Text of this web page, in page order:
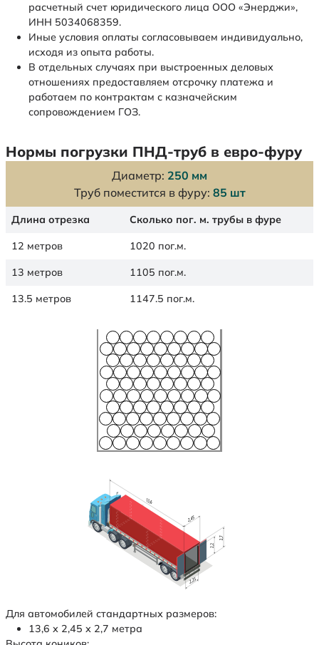
расчетный счет юридического лица ООО «Энерджи»,
ИНН 5034068359.
Иные условия оплаты согласовываем индивидуально,
исходя из опыта работы.
В отдельных случаях при выстроенных деловых
отношениях предоставляем отсрочку платежа и
работаем по контрактам с казначейским
сопровождением ГОЗ.
Нормы погрузки ПНД-труб в евро-фуру
Диаметр: 250 мм
Труб поместится в фуру: 85 шт
Длина отрезка Сколько пог. м. трубы в фуре
12 метров 1020 пог.м.
13 метров 1105 пог.м.
13.5 метров 1147.5 пог.м.
Для автомобилей стандартных размеров:
13,6 х 2,45 х 2,7 метра